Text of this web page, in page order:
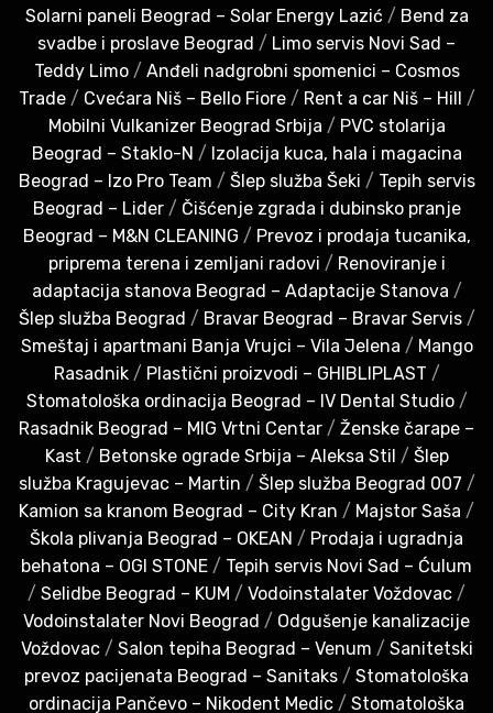
Solarni paneli Beograd – Solar Energy Lazić / Bend za
svadbe i proslave Beograd / Limo servis Novi Sad –
Teddy Limo/ Anđeli nadgrobni spomenici – Cosmos
Trade/ Cvećara Niš – Bello Fiore/ Rent a car Niš – Hill /
Mobilni Vulkanizer Beograd Srbija / PVC stolarija
Beograd – Staklo-N / Izolacija kuca, hala i magacina
Beograd – Izo Pro Team / Šlep služba Šeki / Tepih servis
Beograd – Lider/ Čišćenje zgrada i dubinsko pranje
Beograd – M&N CLEANING / Prevoz i prodaja tucanika,
priprema terena i zemljani radovi / Renoviranje i
adaptacija stanova Beograd – Adaptacije Stanova /
Šlep služba Beograd / Bravar Beograd – Bravar Servis/
Smeštaj i apartmani Banja Vrujci – Vila Jelena / Mango
Rasadnik/ Plastični proizvodi – GHIBLIPLAST /
Stomatološka ordinacija Beograd – IV Dental Studio/
Rasadnik Beograd – MIG Vrtni Centar / Ženske čarape –
Kast / Betonske ograde Srbija – Aleksa Stil / Šlep
služba Kragujevac – Martin / Šlep služba Beograd 007 /
Kamion sa kranom Beograd – City Kran / Majstor Saša /
Škola plivanja Beograd – OKEAN / Prodaja i ugradnja
behatona – OGI STONE / Tepih servis Novi Sad – Ćulum
/ Selidbe Beograd – KUM / Vodoinstalater Voždovac /
Vodoinstalater Novi Beograd / Odgušenje kanalizacije
Voždovac/ Salon tepiha Beograd – Venum / Sanitetski
prevoz pacijenata Beograd – Sanitaks / Stomatološka
ordinacija Pančevo – Nikodent Medic / Stomatološka